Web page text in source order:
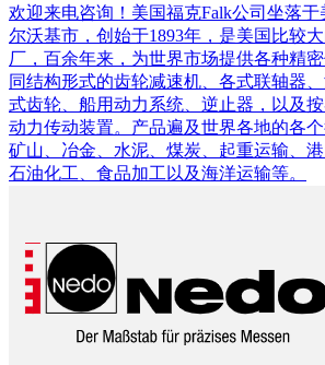
欢迎来电咨询！美国福克Falk公司坐落
尔沃基市，创始于1893年，是美国比较
厂，百余年来，为世界市场提供各种精
同结构形式的齿轮减速机、各式联轴器
式齿轮、船用动力系统、逆止器，以及
动力传动装置。产品遍及世界各地的各个
矿山、冶金、水泥、煤炭、起重运输、港
石油化工、食品加工以及海洋运输等。